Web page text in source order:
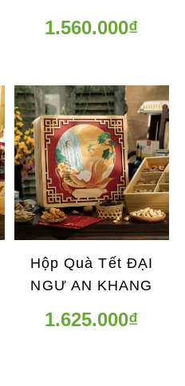
1.560.000₫
Hộp Quà Tết ĐẠI
NGƯ AN KHANG
1.625.000₫